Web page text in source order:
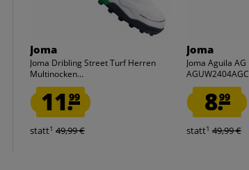
Joma
Joma Dribling Street Turf Herren
Multinocken...
11.99
statt1 49,99 €
Joma
Joma Aguila
AGUW2404AGC
8.99
statt1 49,99 €